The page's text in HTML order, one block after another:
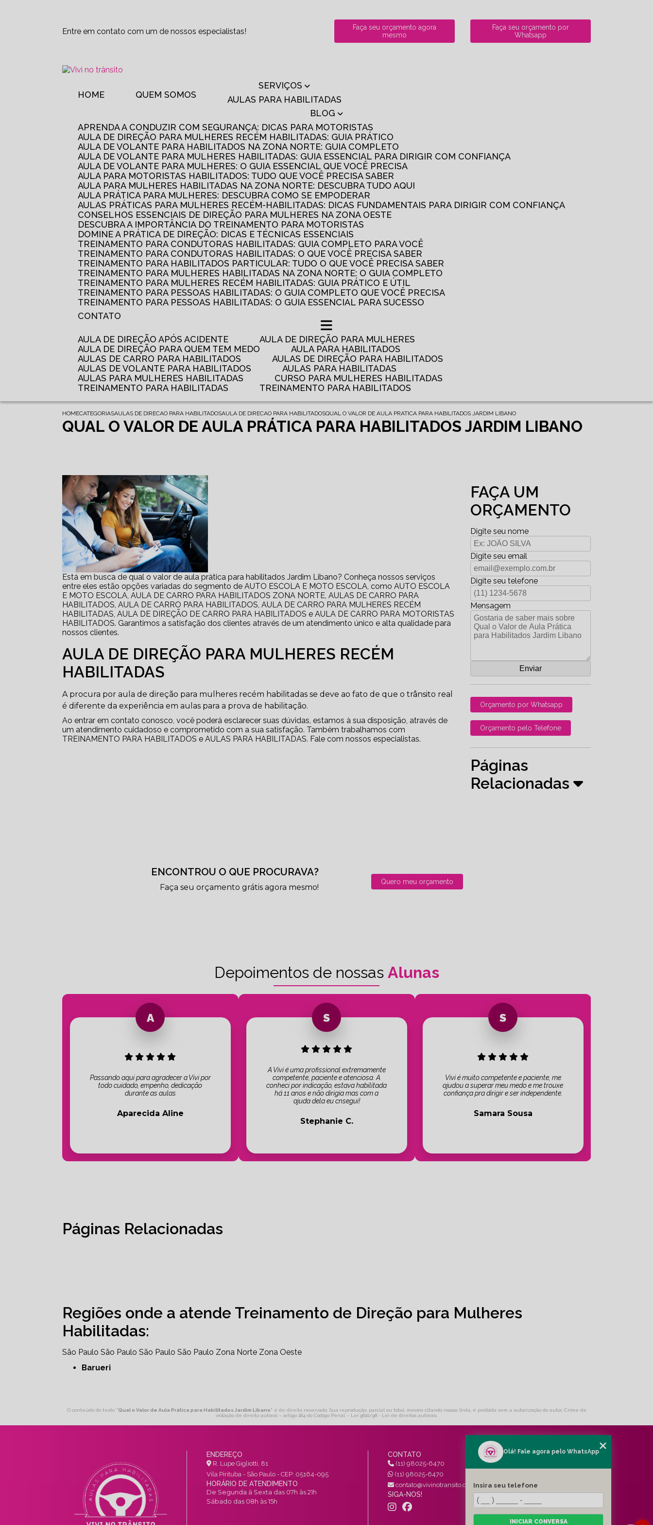
Entre em contato com um de nossos especialistas!
Faça seu orçamento agora
mesmo
Faça seu orçamento por
Whatsapp
HOME QUEM SOMOS
SERVIÇOS
AULAS PARA HABILITADAS
BLOG
APRENDA A CONDUZIR COM SEGURANÇA: DICAS PARA MOTORISTAS
AULA DE DIREÇÃO PARA MULHERES RECÉM HABILITADAS: GUIA PRÁTICO
AULA DE VOLANTE PARA HABILITADOS NA ZONA NORTE: GUIA COMPLETO
AULA DE VOLANTE PARA MULHERES HABILITADAS: GUIA ESSENCIAL PARA DIRIGIR COM CONFIANÇA
AULA DE VOLANTE PARA MULHERES: O GUIA ESSENCIAL QUE VOCÊ PRECISA
AULA PARA MOTORISTAS HABILITADOS: TUDO QUE VOCÊ PRECISA SABER
AULA PARA MULHERES HABILITADAS NA ZONA NORTE: DESCUBRA TUDO AQUI
AULA PRÁTICA PARA MULHERES: DESCUBRA COMO SE EMPODERAR
AULAS PRÁTICAS PARA MULHERES RECÉM-HABILITADAS: DICAS FUNDAMENTAIS PARA DIRIGIR COM CONFIANÇA
CONSELHOS ESSENCIAIS DE DIREÇÃO PARA MULHERES NA ZONA OESTE
DESCUBRA A IMPORTÂNCIA DO TREINAMENTO PARA MOTORISTAS
DOMINE A PRÁTICA DE DIREÇÃO: DICAS E TÉCNICAS ESSENCIAIS
TREINAMENTO PARA CONDUTORAS HABILITADAS: GUIA COMPLETO PARA VOCÊ
TREINAMENTO PARA CONDUTORAS HABILITADAS: O QUE VOCÊ PRECISA SABER
TREINAMENTO PARA HABILITADOS PARTICULAR: TUDO O QUE VOCÊ PRECISA SABER
TREINAMENTO PARA MULHERES HABILITADAS NA ZONA NORTE: O GUIA COMPLETO
TREINAMENTO PARA MULHERES RECÉM HABILITADAS: GUIA PRÁTICO E ÚTIL
TREINAMENTO PARA PESSOAS HABILITADAS: O GUIA COMPLETO QUE VOCÊ PRECISA
TREINAMENTO PARA PESSOAS HABILITADAS: O GUIA ESSENCIAL PARA SUCESSO
CONTATO
AULA DE DIREÇÃO APÓS ACIDENTE
AULA DE DIREÇÃO PARA MULHERES
AULA DE DIREÇÃO PARA QUEM TEM MEDO
AULA PARA HABILITADOS
AULAS DE CARRO PARA HABILITADOS
AULAS DE DIREÇÃO PARA HABILITADOS
AULAS DE VOLANTE PARA HABILITADOS
AULAS PARA HABILITADAS
AULAS PARA MULHERES HABILITADAS
CURSO PARA MULHERES HABILITADAS
TREINAMENTO PARA HABILITADAS
TREINAMENTO PARA HABILITADOS
HOMECATEGORIASAULAS DE DIRECAO PARA HABILITADOSAULA DE DIRECAO PARA HABILITADOSQUAL O VALOR DE AULA PRATICA PARA HABILITADOS JARDIM LIBANO
QUAL O VALOR DE AULA PRÁTICA PARA HABILITADOS JARDIM LIBANO
Está em busca de qual o valor de aula prática para habilitados Jardim Libano? Conheça nossos serviços
entre eles estão opções variadas do segmento de AUTO ESCOLA E MOTO ESCOLA, como AUTO ESCOLA
E MOTO ESCOLA, AULA DE CARRO PARA HABILITADOS ZONA NORTE, AULAS DE CARRO PARA
HABILITADOS, AULA DE CARRO PARA HABILITADOS, AULA DE CARRO PARA MULHERES RECÉM
HABILITADAS, AULA DE DIREÇÃO DE CARRO PARA HABILITADOS e AULA DE CARRO PARA MOTORISTAS
HABILITADOS. Garantimos a satisfação dos clientes através de um atendimento único e alta qualidade para
nossos clientes.
AULA DE DIREÇÃO PARA MULHERES RECÉM
HABILITADAS
A procura por aula de direção para mulheres recém habilitadas se deve ao fato de que o trânsito real
é diferente da experiência em aulas para a prova de habilitação.
Ao entrar em contato conosco, você poderá esclarecer suas dúvidas, estamos à sua disposição, através de
um atendimento cuidadoso e comprometido com a sua satisfação. Também trabalhamos com
TREINAMENTO PARA HABILITADOS e AULAS PARA HABILITADAS. Fale com nossos especialistas.
FAÇA UM
ORÇAMENTO
Digite seu nome
Digite seu email
Digite seu telefone
Mensagem
Orçamento por Whatsapp
Orçamento pelo Telefone
Páginas
Relacionadas
ENCONTROU O QUE PROCURAVA?
Faça seu orçamento grátis agora mesmo!
Quero meu orçamento
Depoimentos de nossas Alunas
Passando aqui para agradecer a Vivi por
todo cuidado, empenho, dedicação
durante as aulas
Aparecida Aline
A Vivi é uma profissional extremamente
competente, paciente e atenciosa. A
conheci por indicação, estava habilitada
há 11 anos e não dirigia mas com a
ajuda dela eu cnsegui!
Stephanie C.
Vivi é muito competente e paciente, me
ajudou a superar meu medo e me trouxe
confiança pra dirigir e ser independente.
Samara Sousa
Páginas Relacionadas
Regiões onde a atende Treinamento de Direção para Mulheres
Habilitadas:
São Paulo São Paulo São Paulo São Paulo Zona Norte Zona Oeste
Barueri
O conteúdo do texto "Qual o Valor de Aula Prática para Habilitados Jardim Libano" é de direito reservado. Sua reprodução, parcial ou total, mesmo citando nossos links, é proibida sem a autorização do autor. Crime de
violação de direito autoral – artigo 184 do Código Penal – Lei 9610/98 - Lei de direitos autorais.
ENDEREÇO
R. Lupe Gigliotti, 81
Vila Pirituba - São Paulo - CEP: 05164-095
HORÁRIO DE ATENDIMENTO
De Segunda à Sexta das 07h às 21h
Sábado das 08h às 15h
CONTATO
(11) 98025-6470
(11) 98025-6470
contato@vivinotransito.com.br
SIGA-NOS!
MENU
SERVIÇOS
CONTATO
CATEGORIAS
Olá! Fale agora pelo WhatsApp
Insira seu telefone
INICIAR CONVERSA